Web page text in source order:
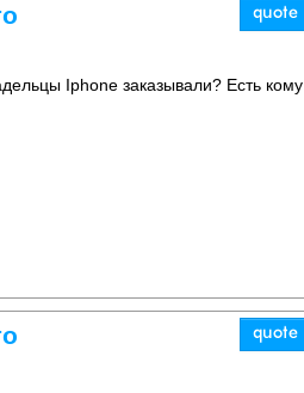
Iphone заказывали? Есть кому